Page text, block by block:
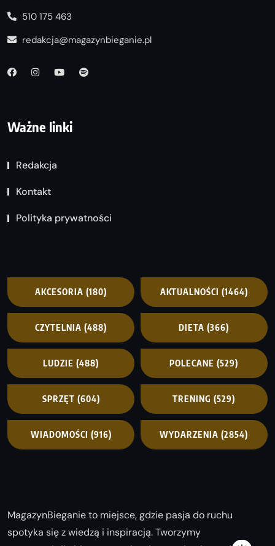
510 175 463
redakcja@magazynbieganie.pl
Ważne linki
Redakcja
Kontakt
Polityka prywatności
AKCESORIA (180) AKTUALNOŚCI (1464)
CZYTELNIA (488) DIETA (366)
LUDZIE (488) POLECANE (529)
SPRZĘT (604) TRENING (529)
WIADOMOŚCI (916) WYDARZENIA (2854)
MagazynBieganie to miejsce, gdzie pasja do ruchu
spotyka się z wiedzą i inspiracją. Tworzymy